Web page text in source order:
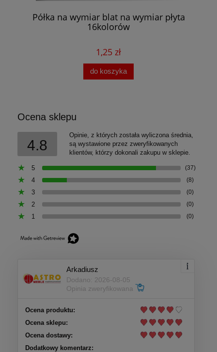
Półka na wymiar blat na wymiar płyta
16kolorów
1,25 zł
do koszyka
Ocena sklepu
4.8
Opinie, z których została wyliczona średnia,
są wystawione przez zweryfikowanych
klientów, którzy dokonali zakupu w sklepie.
5 (37)
4 (8)
3 (0)
2 (0)
1 (0)
Arkadiusz
Dodano: 2026-08-05
Opinia zweryfikowana
Ocena produktu:
Ocena sklepu:
Ocena dostawy:
Dodatkowy komentarz: